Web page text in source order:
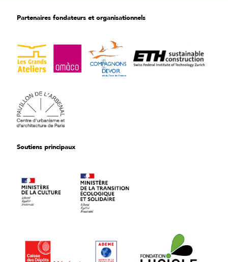
Partenaires fondateurs et organisationnels
Soutiens principaux